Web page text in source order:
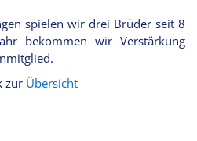
spielen wir drei Brüder seit 8
bekommen wir Verstärkung
zur Übersicht